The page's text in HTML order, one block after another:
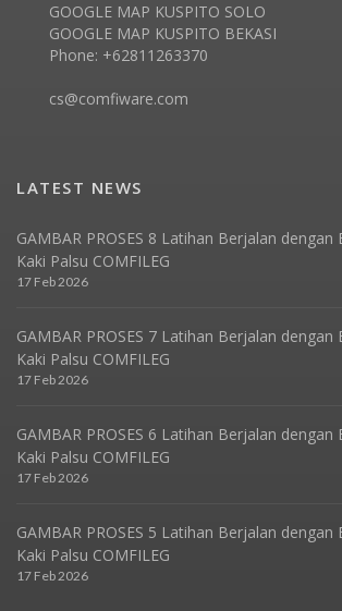
GOOGLE MAP KUSPITO SOLO
GOOGLE MAP KUSPITO BEKASI
Phone: +62811263370
cs@comfiware.com
LATEST NEWS
GAMBAR PROSES 8 Latihan Berjalan
Kaki Palsu COMFILEG
17 Feb 2026
GAMBAR PROSES 7 Latihan Berjalan
Kaki Palsu COMFILEG
17 Feb 2026
GAMBAR PROSES 6 Latihan Berjalan
Kaki Palsu COMFILEG
17 Feb 2026
GAMBAR PROSES 5 Latihan Berjalan
Kaki Palsu COMFILEG
17 Feb 2026